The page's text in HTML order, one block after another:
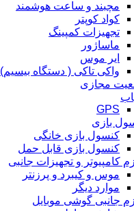
مچبند و ساعت هوشمند
کواد کوپتر
تجهیزات کمپینگ
ماساژور
ایر موس
واکی تاکی ( دستگاه بیسیم)
مجازی
GPS
بازی
کنسول بازی خانگی
کنسول بازی قابل حمل
کامپیوتر و تجهیزات جانبی
موس و کیبرد و پرزنتر
موارد دیگر
جانبی گوشی موبایل